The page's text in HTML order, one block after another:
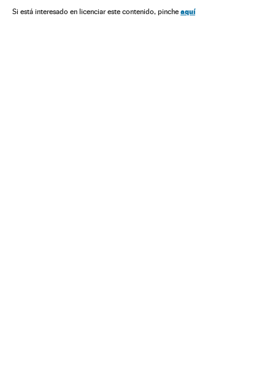
Empresas América Meios comunicação Economia
Si está interesado en licenciar este contenido, pinche aquí